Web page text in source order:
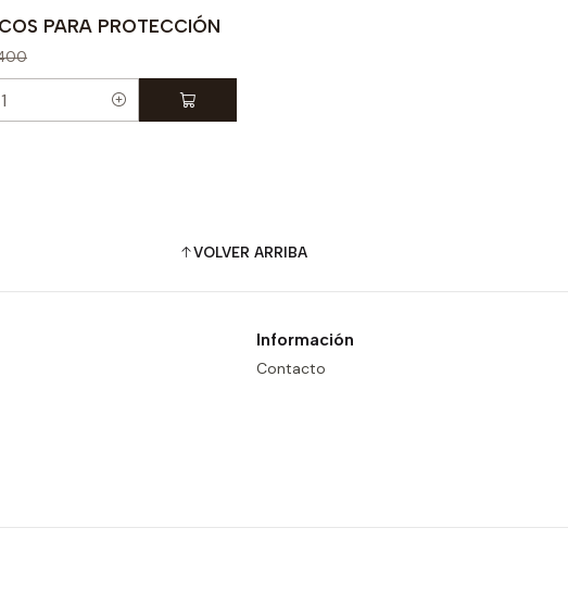
PARA PROTECCIÓN
VOLVER ARRIBA
Información
Contacto